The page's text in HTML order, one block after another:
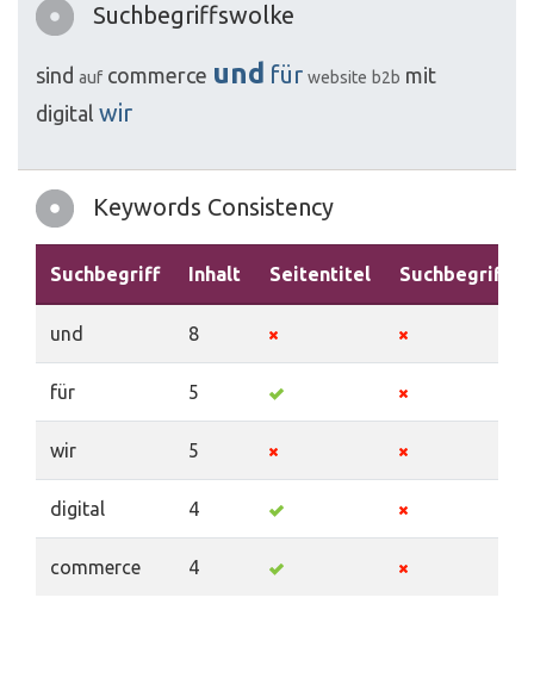
Suchbegriffswolke
sind auf commerce und für website b2b mit
digital wir
Keywords Consistency
Suchbegriff Inhalt Seitentitel Suchbegriffe
und 8
für 5
wir 5
digital 4
commerce 4